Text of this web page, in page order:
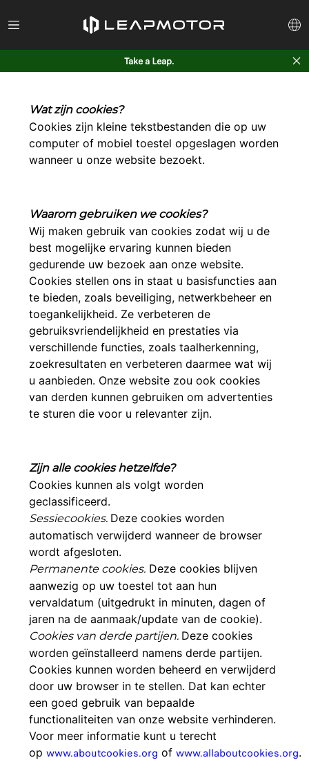
Take a Leap.
Wat zijn cookies?
Cookies zijn kleine tekstbestanden die op uw
computer of mobiel toestel opgeslagen worden
wanneer u onze website bezoekt.
Waarom gebruiken we cookies?
Wij maken gebruik van cookies zodat wij u de
best mogelijke ervaring kunnen bieden
gedurende uw bezoek aan onze website.
Cookies stellen ons in staat u basisfuncties aan
te bieden, zoals beveiliging, netwerkbeheer en
toegankelijkheid. Ze verbeteren de
gebruiksvriendelijkheid en prestaties via
verschillende functies, zoals taalherkenning,
zoekresultaten en verbeteren daarmee wat wij
u aanbieden. Onze website zou ook cookies
van derden kunnen gebruiken om advertenties
te sturen die voor u relevanter zijn.
Zijn alle cookies hetzelfde?
Cookies kunnen als volgt worden
geclassificeerd.
Sessiecookies. Deze cookies worden
automatisch verwijderd wanneer de browser
wordt afgesloten.
Permanente cookies. Deze cookies blijven
aanwezig op uw toestel tot aan hun
vervaldatum (uitgedrukt in minuten, dagen of
jaren na de aanmaak/update van de cookie).
Cookies van derde partijen. Deze cookies
worden geïnstalleerd namens derde partijen.
Cookies kunnen worden beheerd en verwijderd
door uw browser in te stellen. Dat kan echter
een goed gebruik van bepaalde
functionaliteiten van onze website verhinderen.
Voor meer informatie kunt u terecht
op www.aboutcookies.org of www.allaboutcookies.org.